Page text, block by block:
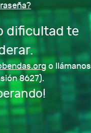
dificultad te
o llámanos
8627).
psicóloga,